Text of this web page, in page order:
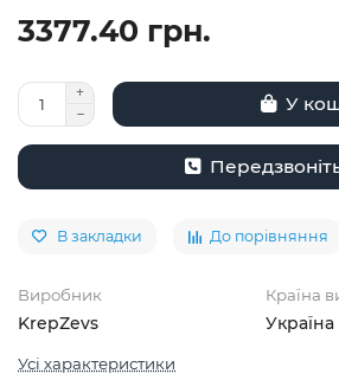
3377.40 грн.
У
В закладки До порівняння
Виробник
KrepZevs
Країна
Україна
Усі характеристики